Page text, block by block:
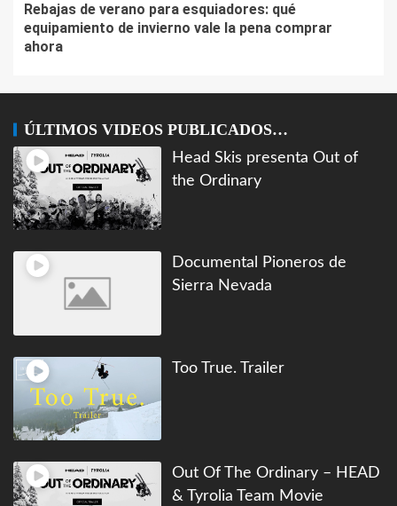
Rebajas de verano para esquiadores: qué
equipamiento de invierno vale la pena comprar
ahora
ÚLTIMOS VIDEOS PUBLICADOS…
Head Skis presenta Out of
the Ordinary
Documental Pioneros de
Sierra Nevada
Too True. Trailer
Out Of The Ordinary – HEAD
& Tyrolia Team Movie